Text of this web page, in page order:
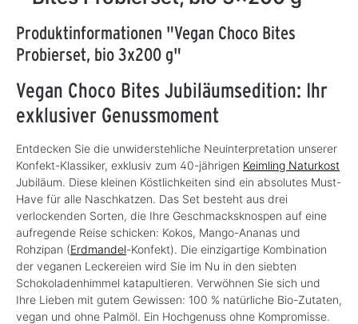
Produktinformationen "Vegan Choco Bites
Probierset, bio 3x200 g"
Vegan Choco Bites Jubiläumsedition: Ihr
exklusiver Genussmoment
Entdecken Sie die unwiderstehliche Neuinterpretation unserer
Konfekt-Klassiker, exklusiv zum 40-jährigen Keimling Naturkost
Jubiläum. Diese kleinen Köstlichkeiten sind ein absolutes Must-
Have für alle Naschkatzen. Das Set besteht aus drei
verlockenden Sorten, die Ihre Geschmacksknospen auf eine
aufregende Reise schicken: Kokos, Mango-Ananas und
Rohzipan (Erdmandel-Konfekt). Die einzigartige Kombination
der veganen Leckereien wird Sie im Nu in den siebten
Schokoladenhimmel katapultieren. Verwöhnen Sie sich und
Ihre Lieben mit gutem Gewissen: 100 % natürliche Bio-Zutaten,
vegan und ohne Palmöl. Ein Hochgenuss ohne Kompromisse.